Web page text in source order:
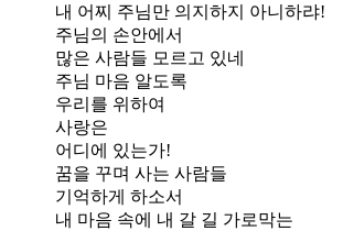
내 어찌 주님만 의지하지 아니하랴!
주님의 손안에서
많은 사람들 모르고 있네
주님 마음 알도록
우리를 위하여
사랑은
어디에 있는가!
꿈을 꾸며 사는 사람들
기억하게 하소서
내 마음 속에 내 갈 길 가로막는